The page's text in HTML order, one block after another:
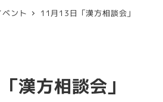
ベント
11月13日「漢方相談会」
漢方相談会」